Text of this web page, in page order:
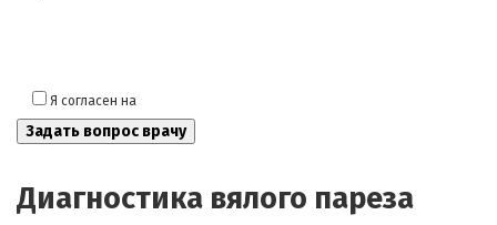
Я согласен на
Диагностика вялого пареза